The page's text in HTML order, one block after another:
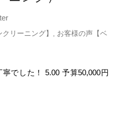
リーニング】 , お客様の声【ベ
でした！ 5.00 予算50,000円